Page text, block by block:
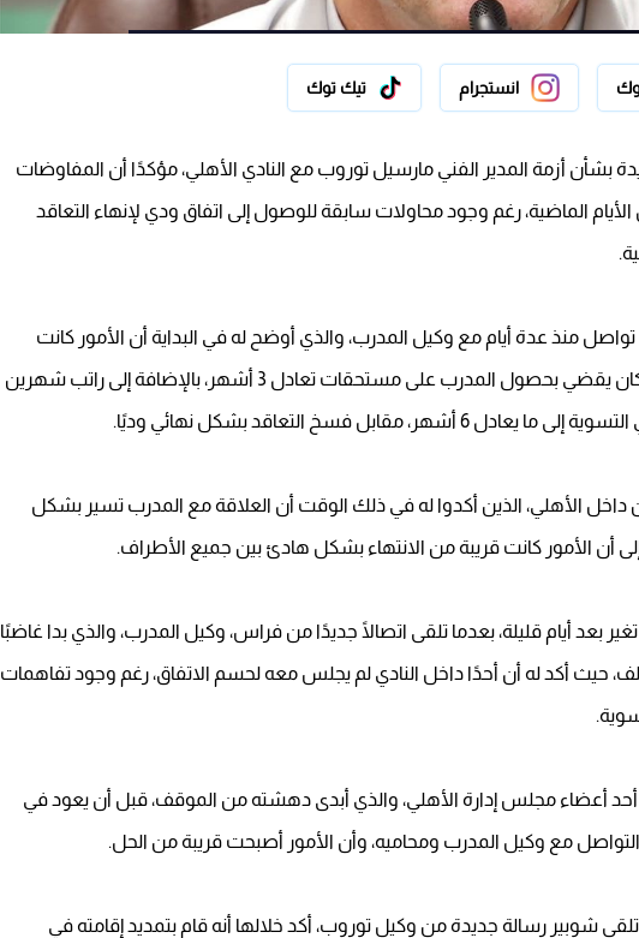
انستجرام تيك توك
بشأن أزمة المدير الفني مارسيل توروب مع النادي الأهلي، مؤكدًا أن المفاوضات
الماضية، رغم وجود محاولات سابقة للوصول إلى اتفاق ودي لإنهاء التعاقد
تواصل منذ عدة أيام مع وكيل المدرب، والذي أوضح له في البداية أن الأمور كانت
تسير نحو الحل الودي، مضيفًا أن المقترح كان يقضي بحصول المدرب على مستحقات تعادل 3 أشهر، بالإضافة إلى راتب شهرين
فسخ التعاقد بشكل نهائي وديًا.
داخل الأهلي، الذين أكدوا له في ذلك الوقت أن العلاقة مع المدرب تسير بشكل
الأمور كانت قريبة من الانتهاء بشكل هادئ بين جميع الأطراف.
بعد أيام قليلة، بعدما تلقى اتصالًا جديدًا من فراس، وكيل المدرب، والذي بدا غاضبًا
حيث أكد له أن أحدًا داخل النادي لم يجلس معه لحسم الاتفاق، رغم وجود تفاهمات
أحد أعضاء مجلس إدارة الأهلي، والذي أبدى دهشته من الموقف، قبل أن يعود في
التواصل مع وكيل المدرب ومحاميه، وأن الأمور أصبحت قريبة من الحل.
شوبير رسالة جديدة من وكيل توروب، أكد خلالها أنه قام بتمديد إقامته في